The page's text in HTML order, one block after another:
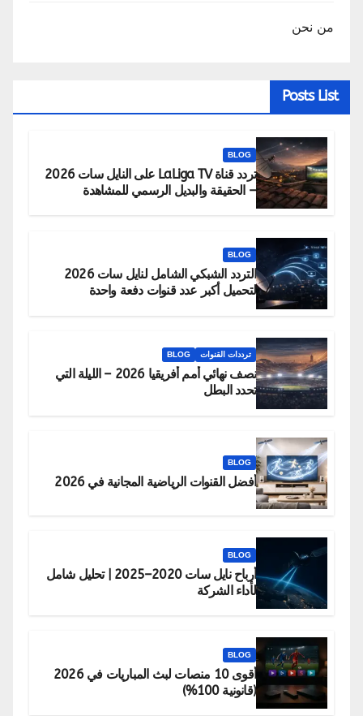
من نحن
Posts List
BLOG
تردد قناة LaLiga TV على النايل سات 2026
– الحقيقة والبديل الرسمي للمشاهدة
BLOG
التردد الشبكي الشامل لنايل سات 2026
لتحميل أكبر عدد قنوات دفعة واحدة
ترددات القنوات BLOG
نصف نهائي أمم أفريقيا 2026 – الليلة التي
تحدد البطل
BLOG
أفضل القنوات الرياضية المجانية في 2026
BLOG
أرباح نايل سات 2020–2025 | تحليل شامل
لأداء الشركة
BLOG
أقوى 10 منصات لبث المباريات في 2026
(قانونية 100%)